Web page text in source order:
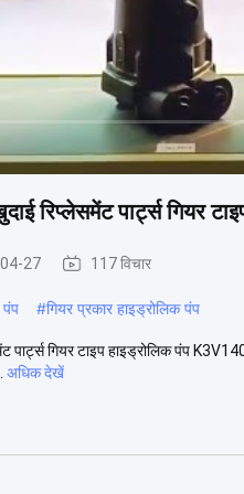
रिप्लेसमेंट पार्ट्स गियर
27 117 विचार
पंप #गियर प्रकार हाइड्रोलिक पंप
गियर टाइप हाइड्रोलिक पंप
अधिक देखें